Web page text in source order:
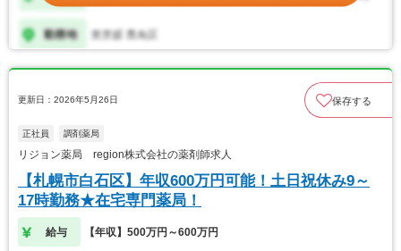
更新日：2026年5月26日 保存する
正社員 調剤薬局
リジョン薬局 region株式会社の薬剤師求人
【札幌市白石区】年収600万円可能！土日祝休み9～
17時勤務★在宅専門薬局！
給与 【年収】500万円～600万円